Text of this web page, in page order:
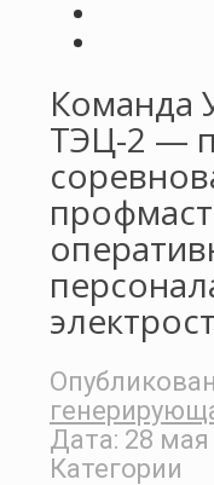
Команда
ТЭЦ-2 —
Дата: 28 мая
Категории